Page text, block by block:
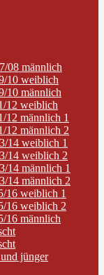
08 männlich
10 weiblich
10 männlich
12 weiblich
12 männlich 1
12 männlich 2
14 weiblich 1
14 weiblich 2
14 männlich 1
14 männlich 2
16 weiblich 1
16 weiblich 2
16 männlich
jünger